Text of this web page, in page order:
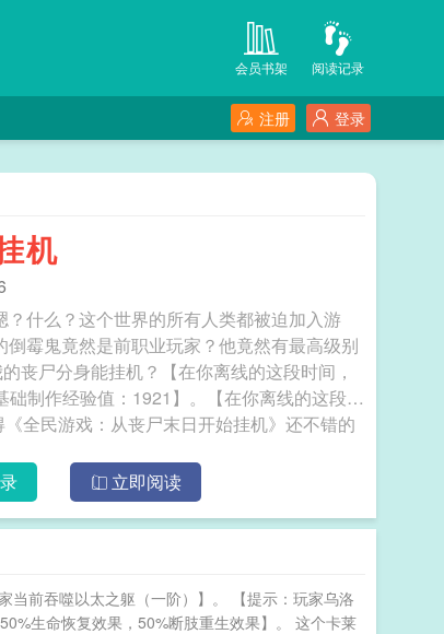
阅读记录
会员书架
登录
注册
机
什么？这个世界的所有人类都被迫加入游
霉鬼竟然是前职业玩家？他竟然有最高级别
丧尸分身能挂机？【在你离线的这段时间，
制作经验值：1921】。【在你离线的这段时
全民游戏：从丧尸末日开始挂机》还不错的
立即阅读
当前吞噬以太之躯（一阶）】。 【提示：玩家乌洛
生命恢复效果，50%断肢重生效果】。 这个卡莱